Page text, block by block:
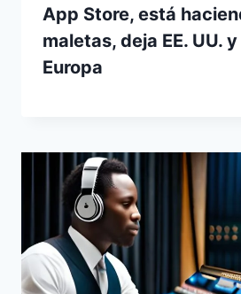
App Store, está
maletas, deja EE. UU.
Europa